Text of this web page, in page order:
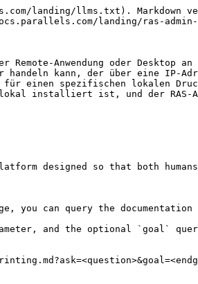
landing/llms.txt). Markdown
landing/ras-
Anwendung oder Desktop
handeln kann, der über eine
für einen spezifischen lokalen
lokal installiert ist, und der
designed so that both
can query the documentation
and the optional `goal`